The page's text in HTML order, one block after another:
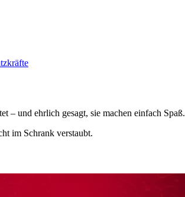
– und ehrlich gesagt, sie machen einfach Spaß.
im Schrank verstaubt.